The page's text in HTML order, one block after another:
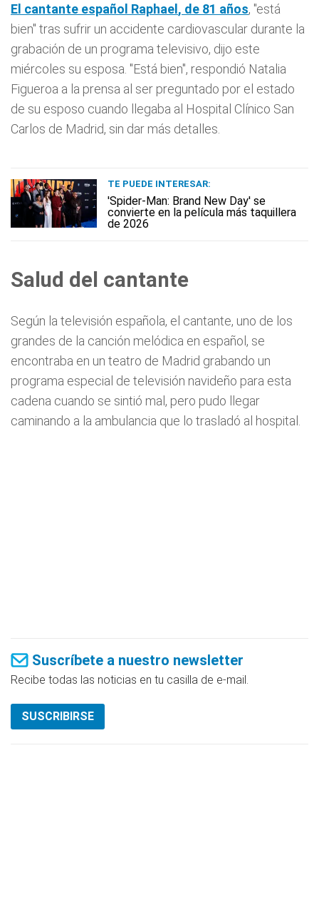
El cantante español Raphael, de 81 años, "está
bien" tras sufrir un accidente cardiovascular durante la
grabación de un programa televisivo, dijo este
miércoles su esposa. "Está bien", respondió Natalia
Figueroa a la prensa al ser preguntado por el estado
de su esposo cuando llegaba al Hospital Clínico San
Carlos de Madrid, sin dar más detalles.
TE PUEDE INTERESAR:
'Spider-Man: Brand New Day' se
convierte en la película más taquillera
de 2026
Salud del cantante
Según la televisión española, el cantante, uno de los
grandes de la canción melódica en español, se
encontraba en un teatro de Madrid grabando un
programa especial de televisión navideño para esta
cadena cuando se sintió mal, pero pudo llegar
caminando a la ambulancia que lo trasladó al hospital.
Suscríbete a nuestro newsletter
Recibe todas las noticias en tu casilla de e-mail.
SUSCRIBIRSE